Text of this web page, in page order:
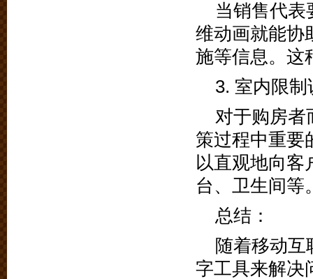
当销售代表
维动画就能协
施等信息。这
3. 室内限制
对于购房者
策过程中重要
以直观地向客
台、卫生间等
总结：
随着移动
字工具来解决